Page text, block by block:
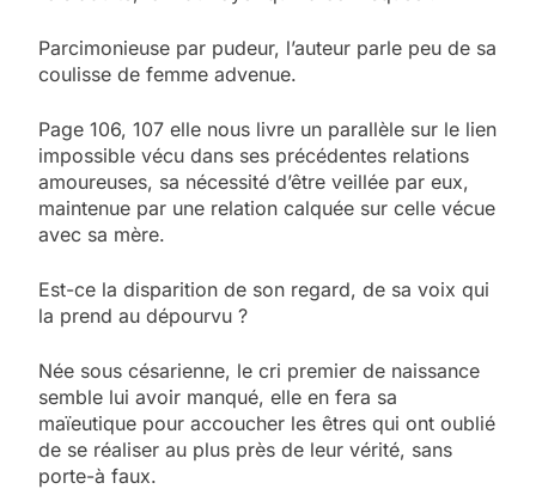
Parcimonieuse par pudeur, l’auteur parle peu de sa
coulisse de femme advenue.
Page 106, 107 elle nous livre un parallèle sur le lien
impossible vécu dans ses précédentes relations
amoureuses, sa nécessité d’être veillée par eux,
maintenue par une relation calquée sur celle vécue
avec sa mère.
Est-ce la disparition de son regard, de sa voix qui
la prend au dépourvu ?
Née sous césarienne, le cri premier de naissance
semble lui avoir manqué, elle en fera sa
maïeutique pour accoucher les êtres qui ont oublié
de se réaliser au plus près de leur vérité, sans
porte-à faux.